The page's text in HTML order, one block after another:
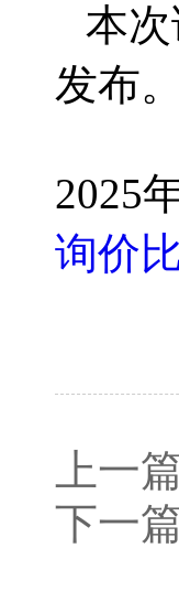
本
发布。
2025
询价
上一
下一篇